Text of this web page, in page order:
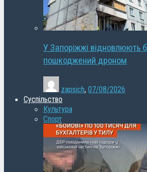
У Запоріжжі відновлюють
пошкоджений дроном
zapsich, 07/08/2026
Суспільство
Культура
Спорт